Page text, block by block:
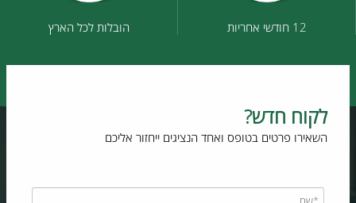
12 חודשי אחריות הובלות לכל הארץ
לקוח חדש?
השאירו פרטים בטופס ואחד הנציגים ייחזור אליכם